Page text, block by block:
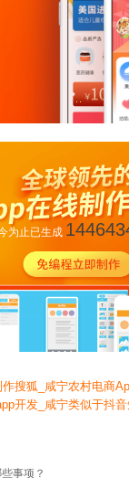
为止已生成
搜狐_咸宁农村电商
开发_咸宁类似于抖
事项？